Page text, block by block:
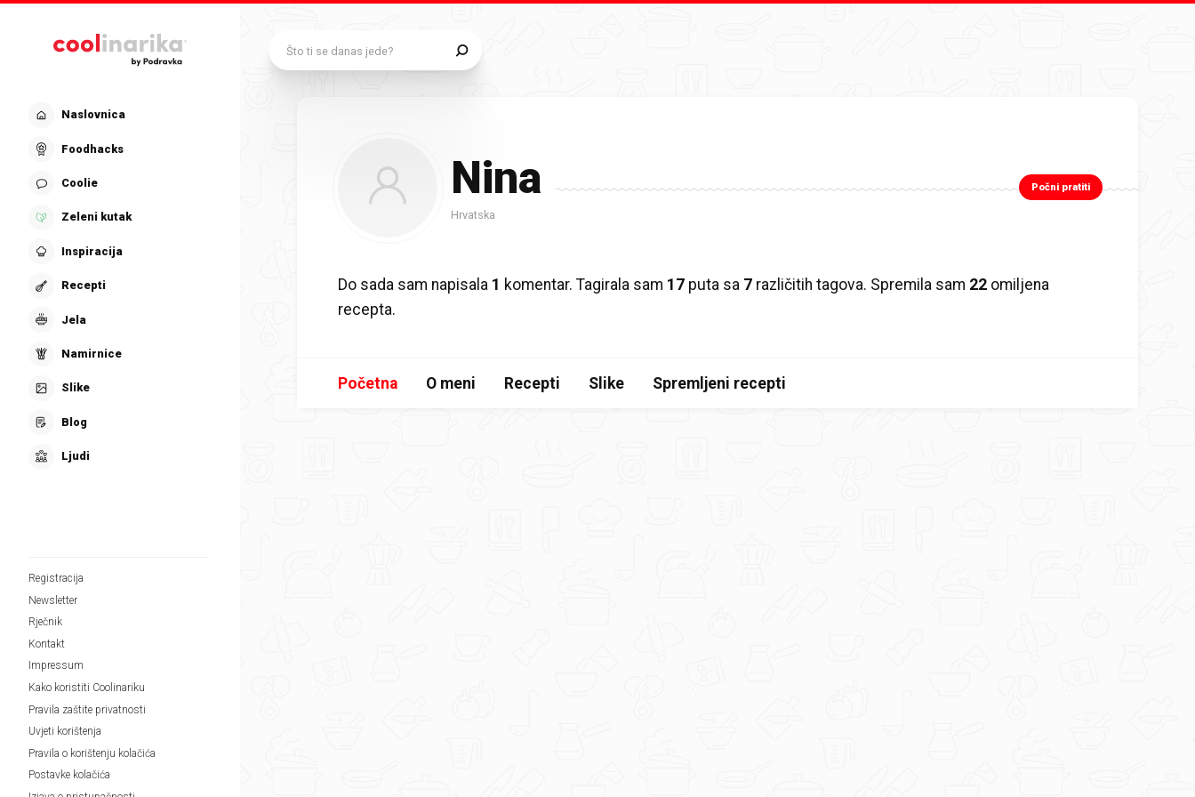
Naslovnica
Foodhacks
Coolie
Zeleni kutak
Inspiracija
Recepti
Jela
Namirnice
Slike
Blog
Ljudi
Registracija
Newsletter
Rječnik
Kontakt
Impressum
Kako koristiti Coolinariku
Pravila zaštite privatnosti
Uvjeti korištenja
Pravila o korištenju kolačića
Postavke kolačića
Nina
Hrvatska
Počni pratiti
Do sada sam napisala 1 komentar. Tagirala sam 17 puta sa 7 različitih tagova. Spremila sam 22 omiljena
recepta.
Početna O meni Recepti Slike Spremljeni recepti
Što ti se danas jede?